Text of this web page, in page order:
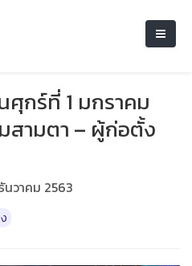
ศุกร์ที่ 1 มกราคม
สามตา – ผู้ก่อตั้ง
วาคม 2563